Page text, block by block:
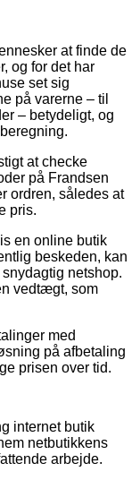
at finde de
og for det har
set sig
på varerne – til
– betydeligt, og
at checke
på Frandsen
ordren, således at
pris.
en online butik
beskeden, kan
netshop.
vedtægt, som
med
på afbetaling
prisen over tid.
internet butik
netbutikkens
arbejde.